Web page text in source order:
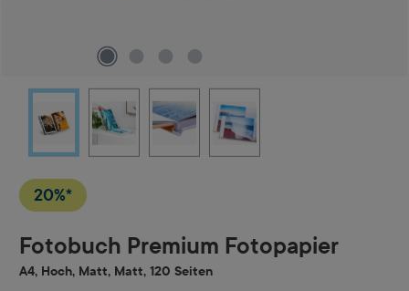
20%*
Fotobuch Premium Fotopapier
A4, Hoch, Matt, Matt, 120 Seiten